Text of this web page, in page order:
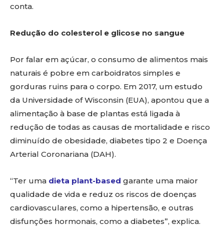
conta.
Redução do colesterol e glicose no sangue
Por falar em açúcar, o consumo de alimentos mais
naturais é pobre em carboidratos simples e
gorduras ruins para o corpo. Em 2017, um estudo
da Universidade of Wisconsin (EUA), apontou que a
alimentação à base de plantas está ligada à
redução de todas as causas de mortalidade e risco
diminuído de obesidade, diabetes tipo 2 e Doença
Arterial Coronariana (DAH).
“Ter uma dieta plant-based garante uma maior
qualidade de vida e reduz os riscos de doenças
cardiovasculares, como a hipertensão, e outras
disfunções hormonais, como a diabetes”, explica.